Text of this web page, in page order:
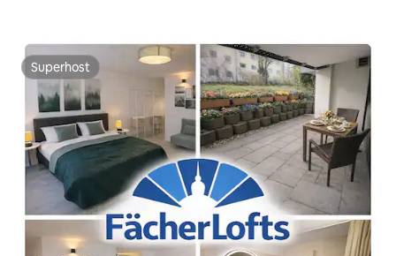
Superhost
Superhost